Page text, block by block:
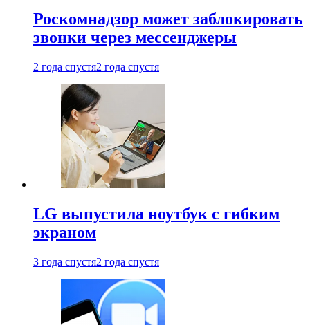
Роскомнадзор может заблокировать
звонки через мессенджеры
2 года спустя2 года спустя
LG выпустила ноутбук с гибким
экраном
3 года спустя2 года спустя